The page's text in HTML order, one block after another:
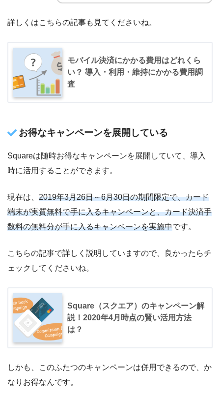
詳しくはこちらの記事も見てくださいね。
モバイル決済にかかる費用はどれくら
い？ 導入・利用・維持にかかる費用調
査
お得なキャンペーンを展開している
Squareは随時お得なキャンペーンを展開していて、導入
時に活用することができます。
現在は、 2019年3月26日～6月30日の期間限定で、カード
端末が実質無料で手に入るキャンペーンと、カード決済手
数料の無料分が手に入るキャンペーンを実施中です。
こちらの記事で詳しく説明していますので、良かったらチ
ェックしてくださいね。
Square（スクエア）のキャンペーン解
説！2020年4月時点の賢い活用方法
は？
しかも、このふたつのキャンペーンは併用できるので、か
なりお得なんです。